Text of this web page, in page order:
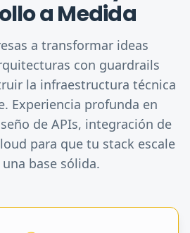
a Medida
a transformar ideas
con guardrails
la infraestructura técnica
Experiencia profunda en
de APIs, integración de
para que tu stack escale
base sólida.